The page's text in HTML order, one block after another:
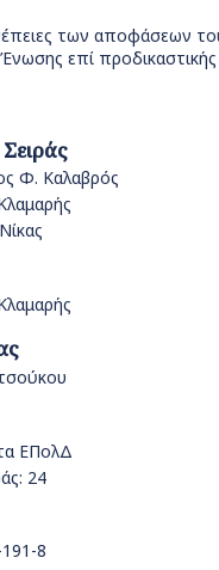
των αποφάσεων
επί
Φ. Καλαβρός
ΕΠολΔ
24
8